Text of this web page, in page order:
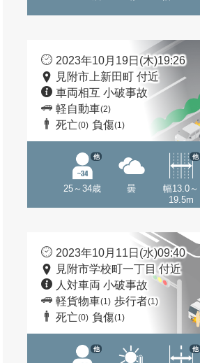
2023年10月19日(木)19:26
見附市上新田町 付近
車両相互 小破事故
軽自動車(2)
死亡(0) 負傷(1)
25～34歳
他
曇
幅13.0～
19.5m
他
2023年10月11日(水)09:40
見附市学校町一丁目 付近
人対車両 小破事故
軽貨物車(1) 歩行者(1)
死亡(0) 負傷(1)
他 他